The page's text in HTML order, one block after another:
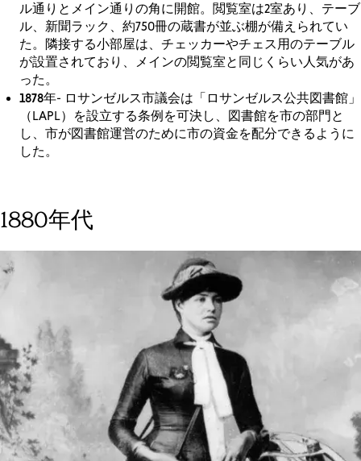
ル通りとメイン通りの角に開館。閲覧室は2室あり、テーブ
ル、新聞ラック、約750冊の蔵書が並ぶ棚が備えられてい
た。隣接する小部屋は、チェッカーやチェス用のテーブル
が設置されており、メインの閲覧室と同じくらい人気があ
った。
1878年- ロサンゼルス市議会は「ロサンゼルス公共図書館」
（LAPL）を設立する条例を可決し、図書館を市の部門と
し、市が図書館運営のために市の資金を配分できるように
した。
1880年代